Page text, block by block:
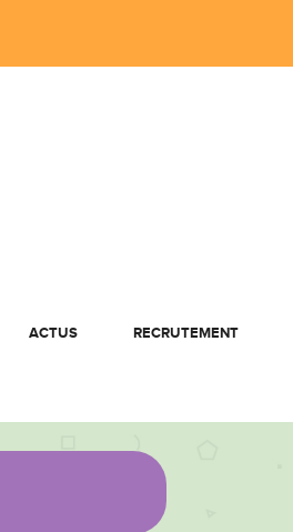
ACTUS RECRUTEMENT